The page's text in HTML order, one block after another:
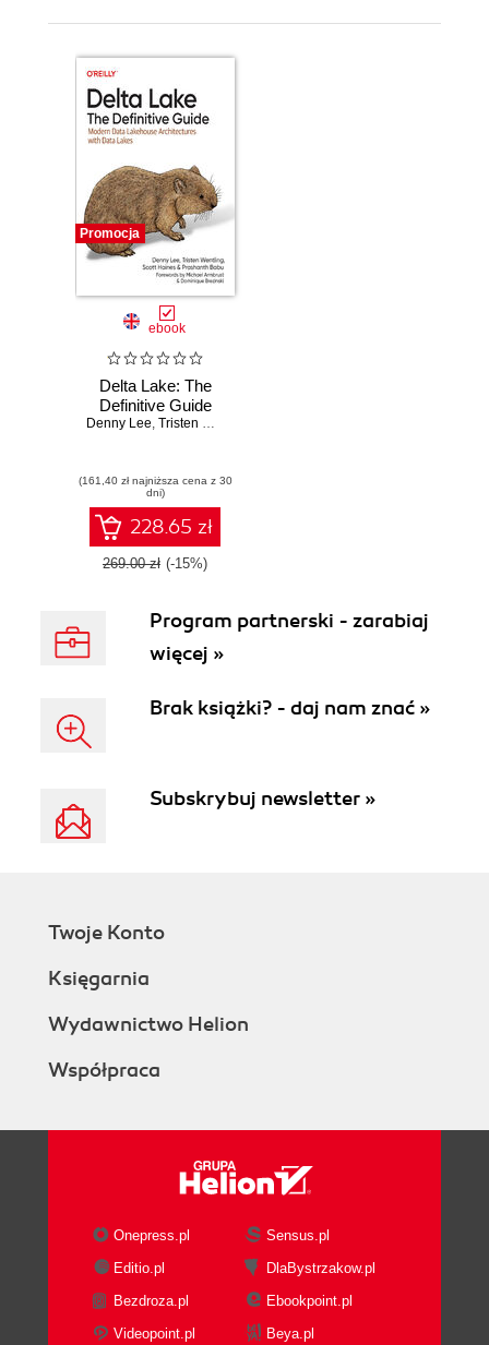
Promocja
ebook
Delta Lake: The
Definitive Guide
Denny Lee, Tristen Wentling
(161,40 zł najniższa cena z 30
dni)
228.65 zł
269.00 zł (-15%)
Program partnerski - zarabiaj
więcej »
Brak książki? - daj nam znać »
Subskrybuj newsletter »
Twoje Konto
Księgarnia
Wydawnictwo Helion
Współpraca
Onepress.pl
Sensus.pl
Editio.pl
DlaBystrzakow.pl
Bezdroza.pl
Ebookpoint.pl
Videopoint.pl
Beya.pl